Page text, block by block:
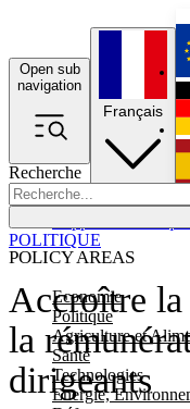
Open sub
navigation
Recherche
POLICY AREAS
Economie
Politique
Agriculture et
Santé
Technologies
Energie,
Français
Accroître la
la
dirigeants
POLITIQUE